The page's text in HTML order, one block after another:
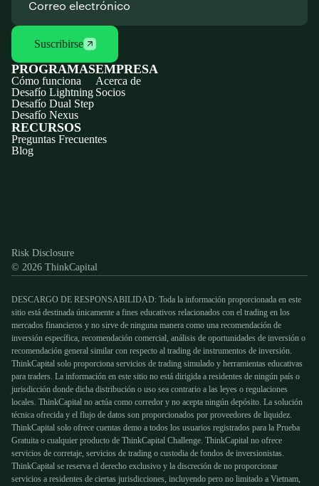
Suscribirse
PROGRAMAS
Cómo funciona
Desafío Lightning
Desafío Dual Step
Desafío Nexus
EMPRESA
Acerca de
Socios
RECURSOS
Preguntas Frecuentes
Blog
Risk Disclosure
© 2026 ThinkCapital
DESCARGO DE RESPONSABILIDAD: Toda la información proporcionada en este
sitio está destinada únicamente a fines educativos relacionados con el trading en los
mercados financieros y no sirve de ninguna manera como una recomendación de
inversión específica, recomendación comercial, análisis de oportunidades de inversión o
recomendación general similar con respecto al trading de instrumentos de inversión.
ThinkCapital solo proporciona servicios de trading simulado y herramientas educativas
para traders. La información en este sitio no está dirigida a residentes de ningún país o
jurisdicción donde dicha distribución o uso sea contrario a las leyes o regulaciones
locales. ThinkCapital no actúa como corredor y no acepta ningún depósito. La solución
técnica ofrecida y el flujo de datos son proporcionados por proveedores de liquidez.
ThinkCapital solo ofrece cuentas demo a todos los usuarios registrados para la Prueba
Gratuita o cualquier producto de ThinkCapital Challenge. ThinkCapital no ofrece
servicios de corretaje, servicios de trading o custodia de fondos de inversionistas.
ThinkCapital se reserva el derecho exclusivo y la discreción de no proporcionar
servicios a residentes de ciertas jurisdicciones, incluyendo pero no limitado a Vietnam,